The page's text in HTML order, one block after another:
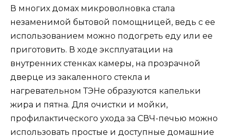
В многих домах микроволновка стала
незаменимой бытовой помощницей, ведь с ее
использованием можно подогреть еду или ее
приготовить. В ходе эксплуатации на
внутренних стенках камеры, на прозрачной
дверце из закаленного стекла и
нагревательном ТЭНе образуются капельки
жира и пятна. Для очистки и мойки,
профилактического ухода за СВЧ-печью можно
использовать простые и доступные домашние